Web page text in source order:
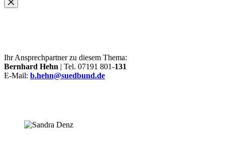
Ihr Ansprechpartner zu diesem Thema:
Bernhard Hehn | Tel. 07191 801-131
E-Mail: b.hehn@suedbund.de